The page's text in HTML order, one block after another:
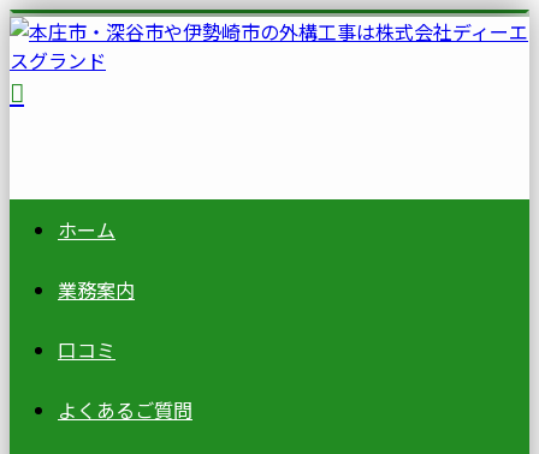
ホーム
業務案内
口コミ
よくあるご質問